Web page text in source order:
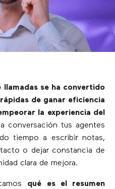
se ha convertido
de ganar eficiencia
la experiencia del
conversación tus agentes
tiempo a escribir notas,
o dejar constancia de
clara de mejora.
qué es el resumen